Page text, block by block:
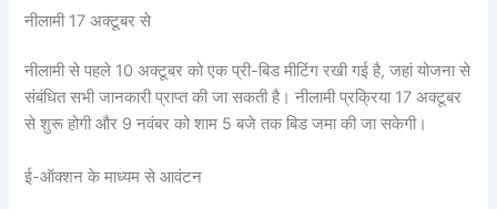
नीलामी 17 अक्टूबर से
नीलामी से पहले 10 अक्टूबर को एक प्री-बिड मीटिंग रखी गई है, जहां योजना से
संबंधित सभी जानकारी प्राप्त की जा सकती है। नीलामी प्रक्रिया 17 अक्टूबर
से शुरू होगी और 9 नवंबर को शाम 5 बजे तक बिड जमा की जा सकेगी।
ई-ऑक्शन के माध्यम से आवंटन